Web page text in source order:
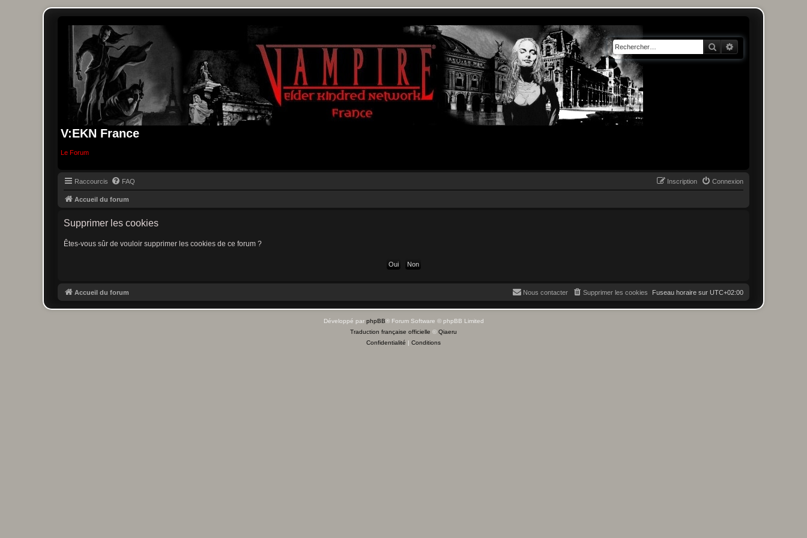
V:EKN France
Le Forum
Rechercher
Raccourcis FAQ Connexion
Inscription
Accueil du forum
Supprimer les cookies
Êtes-vous sûr de vouloir supprimer les cookies de ce forum ?
Accueil du forum Fuseau horaire sur UTC+02:00
Supprimer les cookies
Nous contacter
Développé par phpBB® Forum Software © phpBB Limited
Traduction française officielle © Qiaeru
Confidentialité | Conditions